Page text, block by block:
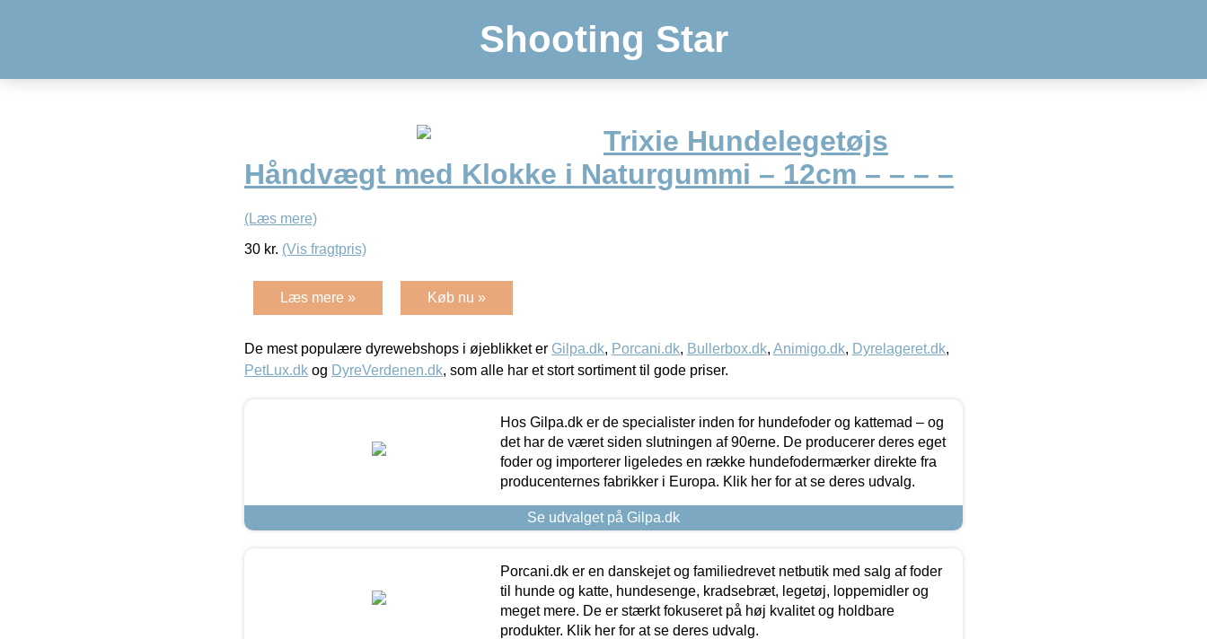
Shooting Star
Trixie Hundelegetøjs
Håndvægt med Klokke i Naturgummi – 12cm – – – –
(Læs mere)
30 kr. (Vis fragtpris)
Læs mere » Køb nu »
De mest populære dyrewebshops i øjeblikket er Gilpa.dk, Porcani.dk, Bullerbox.dk, Animigo.dk, Dyrelageret.dk,
PetLux.dk og DyreVerdenen.dk, som alle har et stort sortiment til gode priser.
Hos Gilpa.dk er de specialister inden for hundefoder og kattemad – og
det har de været siden slutningen af 90erne. De producerer deres eget
foder og importerer ligeledes en række hundefodermærker direkte fra
producenternes fabrikker i Europa. Klik her for at se deres udvalg.
Se udvalget på Gilpa.dk
Porcani.dk er en danskejet og familiedrevet netbutik med salg af foder
til hunde og katte, hundesenge, kradsebræt, legetøj, loppemidler og
meget mere. De er stærkt fokuseret på høj kvalitet og holdbare
produkter. Klik her for at se deres udvalg.